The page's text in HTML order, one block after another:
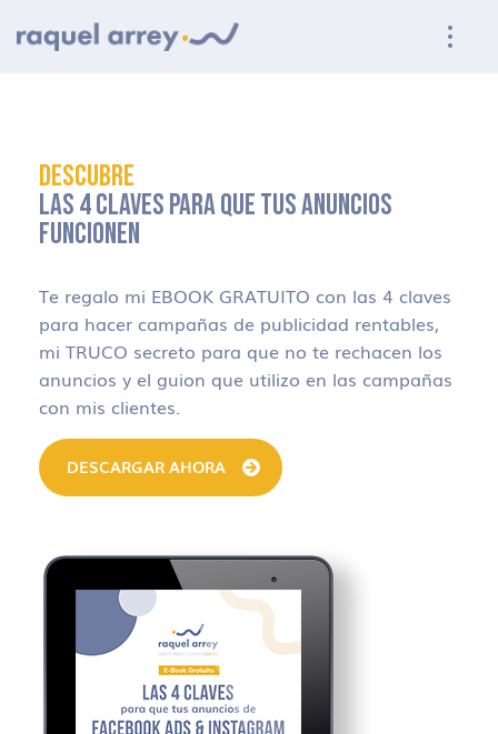
DESCUBRE
LAS 4 CLAVES PARA QUE TUS ANUNCIOS
FUNCIONEN
Te regalo mi EBOOK GRATUITO con las 4 claves
para hacer campañas de publicidad rentables,
mi TRUCO secreto para que no te rechacen los
anuncios y el guion que utilizo en las campañas
con mis clientes.
DESCARGAR AHORA